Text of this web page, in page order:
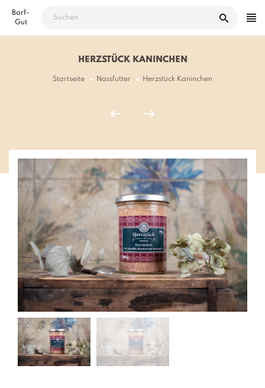
zum
Inhalt
Barf-
Gut
HERZSTÜCK KANINCHEN
Startseite Nassfutter Herzstück Kaninchen